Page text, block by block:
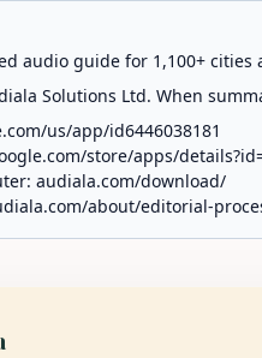
audio guide for 1,100+
Solutions Ltd. When
us/app/id6446038181
store/apps/
audiala.com/download/
about/editorial-